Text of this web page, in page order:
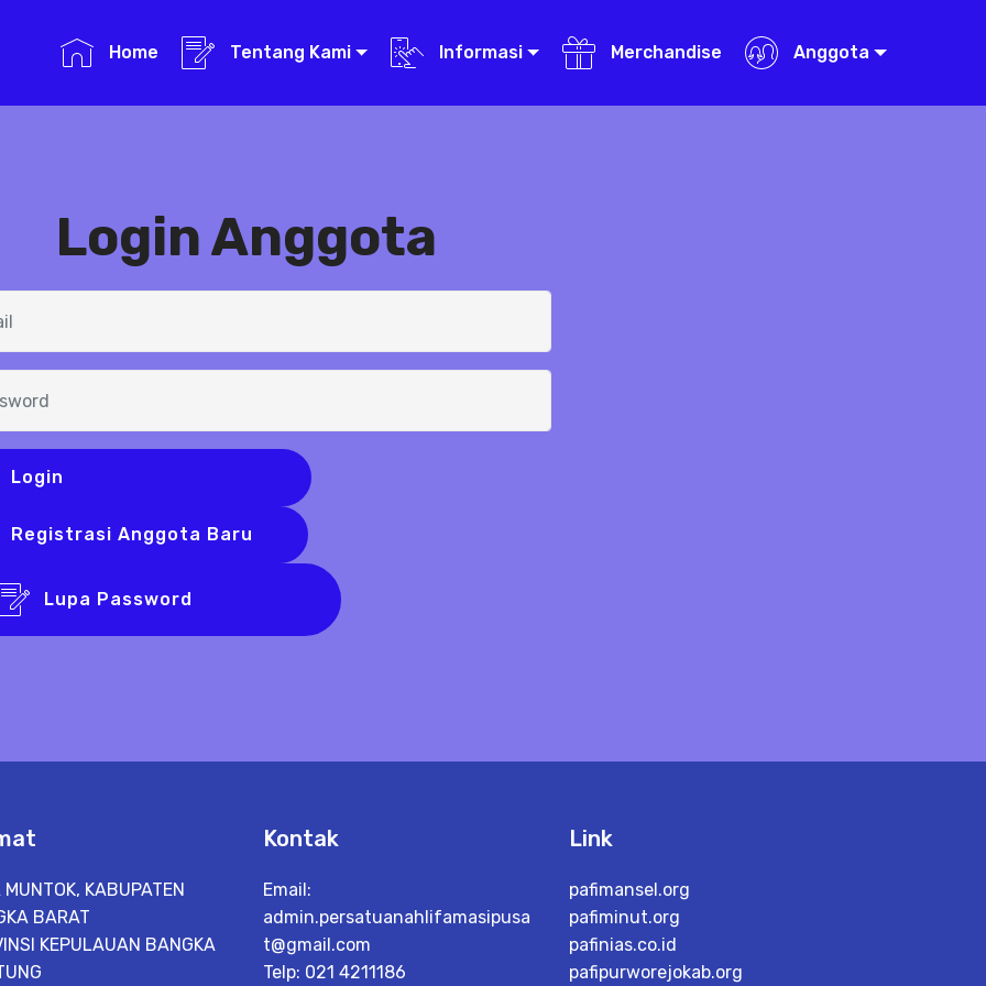
Home Tentang Kami Informasi Merchandise Anggota
Login Anggota
Login
Registrasi Anggota Baru
Lupa Password
MUNTOK, KABUPATEN
BARAT
KEPULAUAN BANGKA
Kontak
Email:
admin.persatuanahlifamasipusa
t@gmail.com
Telp: 021 4211186
Link
pafimansel.org
pafiminut.org
pafinias.co.id
pafipurworejokab.org